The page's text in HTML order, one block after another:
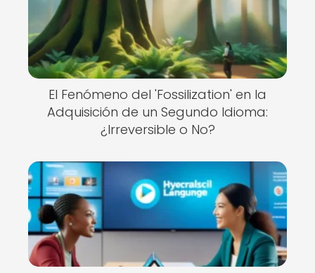
El Fenómeno del 'Fossilization' en la
Adquisición de un Segundo Idioma:
¿Irreversible o No?